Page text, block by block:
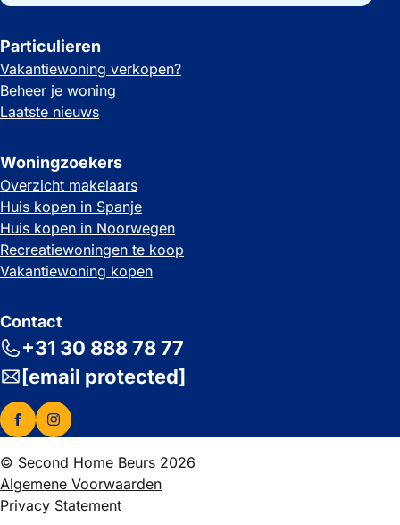
Particulieren
Vakantiewoning verkopen?
Beheer je woning
Laatste nieuws
Woningzoekers
Overzicht makelaars
Huis kopen in Spanje
Huis kopen in Noorwegen
Recreatiewoningen te koop
Vakantiewoning kopen
Contact
+31 30 888 78 77
[email protected]
© Second Home Beurs 2026
Algemene Voorwaarden
Privacy Statement